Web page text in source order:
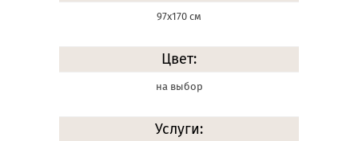
97х170 см
Цвет:
на выбор
Услуги: